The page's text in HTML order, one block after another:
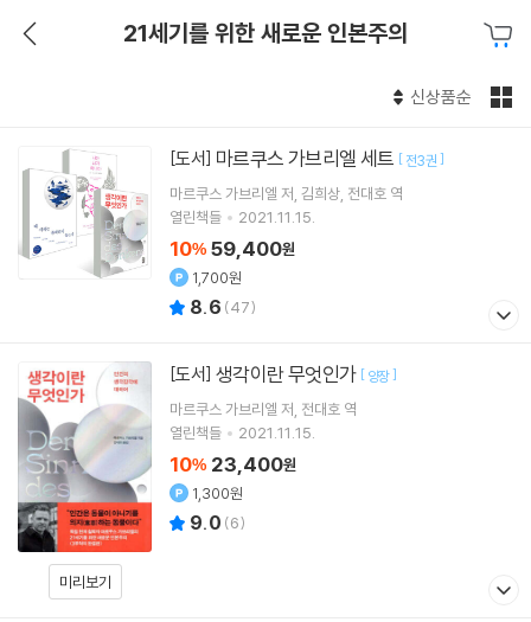
21세기를 위한 새로운 인본주의
신상품순
[도서] 마르쿠스 가브리엘 세트 [ 전3권 ]
마르쿠스 가브리엘 저 김희상 전대호 역
열린책들
2021.11.15.
10% 59,400원
1,700원
8.6 (47)
미리보기
[도서] 생각이란 무엇인가 [ 양장]
마르쿠스 가브리엘 저 전대호 역
열린책들
2021.11.15.
10% 23,400원
1,300원
9.0 (6)